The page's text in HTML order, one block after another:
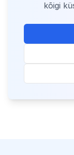
kõigi